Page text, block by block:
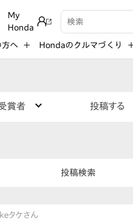
My
Honda
検索キーワード入力
方へ Hondaのクルマづくり
賞者 投稿する
投稿検索
タケさん